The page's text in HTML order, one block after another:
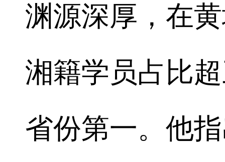
渊源深厚，在
湘籍学员占比
省份第一。他